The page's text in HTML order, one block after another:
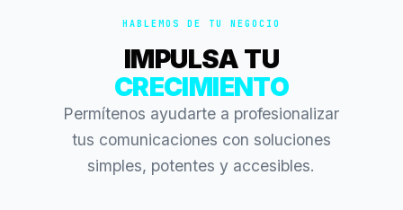
HABLEMOS DE TU NEGOCIO
IMPULSA TU
CRECIMIENTO
Permítenos ayudarte a profesionalizar
tus comunicaciones con soluciones
simples, potentes y accesibles.